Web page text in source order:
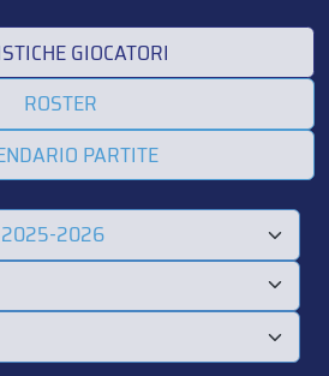
GIOCATORI
ROSTER
PARTITE